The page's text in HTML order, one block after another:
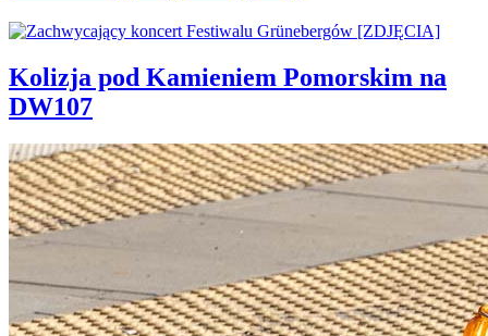
Kolizja pod Kamieniem Pomorskim na
DW107